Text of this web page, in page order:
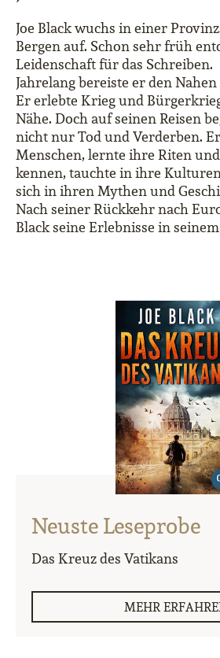
Joe Black wuchs in einer
Bergen auf. Schon sehr früh
Leidenschaft für das Schreiben.
Jahrelang bereiste er den
Er erlebte Krieg und
Nähe. Doch auf seinen Reisen
nicht nur Tod und Verderben.
Menschen, lernte ihre Riten
kennen, tauchte in ihre
sich in ihren Mythen und
Nach seiner Rückkehr nach
Black seine Erlebnisse in
Neuste Leseprobe
Das Kreuz des Vatikans
MEHR